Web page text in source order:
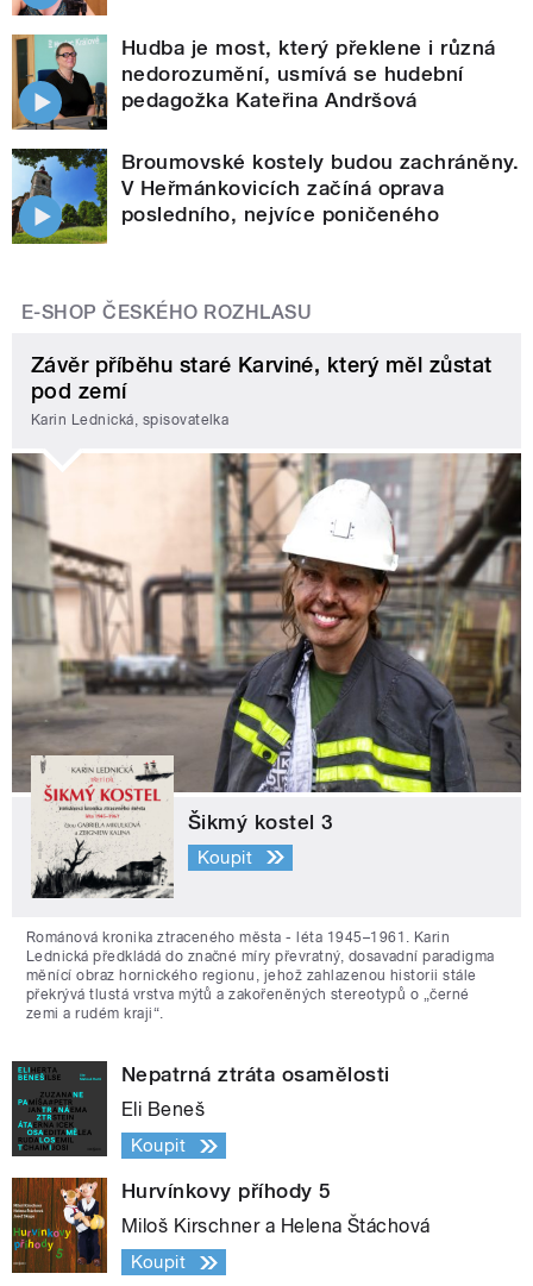
Hudba je most, který překlene i různá
nedorozumění, usmívá se hudební
pedagožka Kateřina Andršová
Broumovské kostely budou zachráněny.
V Heřmánkovicích začíná oprava
posledního, nejvíce poničeného
E-SHOP ČESKÉHO ROZHLASU
Závěr příběhu staré Karviné, který měl zůstat
pod zemí
Karin Lednická, spisovatelka
Šikmý kostel 3
Koupit
Románová kronika ztraceného města - léta 1945–1961. Karin
Lednická předkládá do značné míry převratný, dosavadní paradigma
měnící obraz hornického regionu, jehož zahlazenou historii stále
překrývá tlustá vrstva mýtů a zakořeněných stereotypů o „černé
zemi a rudém kraji“.
Nepatrná ztráta osamělosti
Eli Beneš
Koupit
Hurvínkovy příhody 5
Miloš Kirschner a Helena Štáchová
Koupit